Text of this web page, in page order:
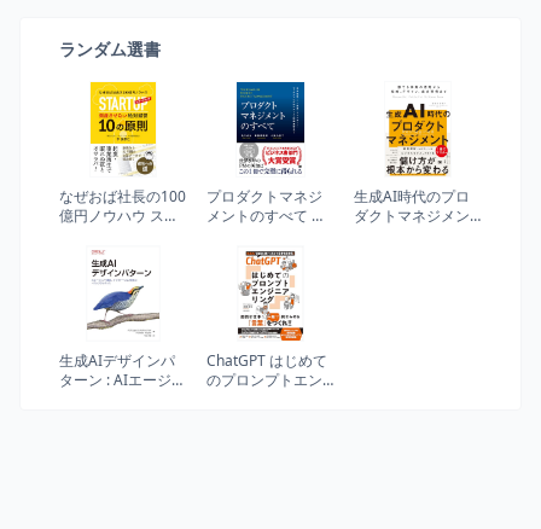
ランダム選書
なぜおば社長の100
億円ノウハウ スタ
せない絶対経営10
の原則
プロダクトマネジ
メントのすべて 事
UXデザイン・マー
ケティングからチ
ーム・組織運営ま
生成AI時代のプロ
ダクトマネジメン
生成AIデザインパ
ターン : AIエージェ
ChatGPT はじめて
のプロンプトエン